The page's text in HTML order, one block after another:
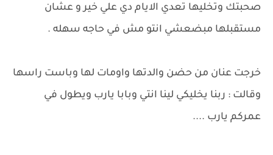
صحبتك وتخليها تعدي الايام دي علي خير و عشان
مستقبلها مبضعشي انتو مش في حاجه سهله .
خرجت عنان من حضن والدتها واومات لها وباست راسها
وقالت : ربنا يخليكي لينا انتي وبابا يارب ويطول في
عمركم يارب ....